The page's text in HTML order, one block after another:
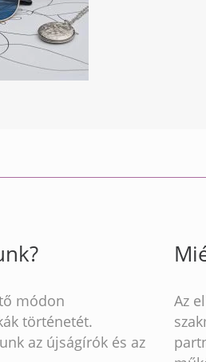
módon
történetét.
az újságírók és az
Az